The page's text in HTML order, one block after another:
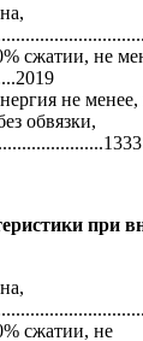
сжатии, не
не
обвязки,
при
сжатии, не